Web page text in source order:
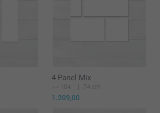
4 Panel Mix
104 74 cm
1.209,00